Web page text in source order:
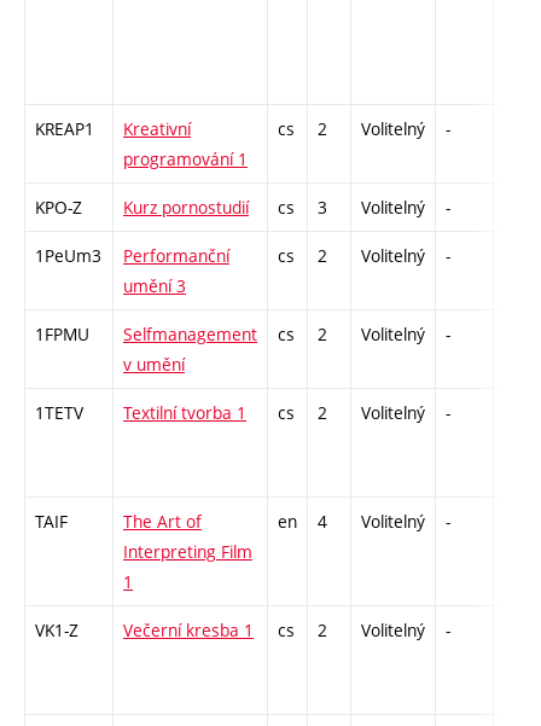
KREAP1
Kreativní
programování 1
cs 2 Volitelný -
KPO-Z Kurz pornostudií cs 3 Volitelný -
1PeUm3
Performanční
umění 3
cs 2 Volitelný -
1FPMU
Selfmanagement
v umění
cs 2 Volitelný -
1TETV Textilní tvorba 1 cs 2 Volitelný -
TAIF
The Art of
Interpreting Film
1
en 4 Volitelný -
VK1-Z Večerní kresba 1 cs 2 Volitelný -